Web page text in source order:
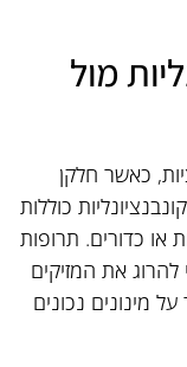
מול
כאשר חלקן
כוללות
או כדורים. תרופות
להרוג את המזיקים
מינונים נכונים